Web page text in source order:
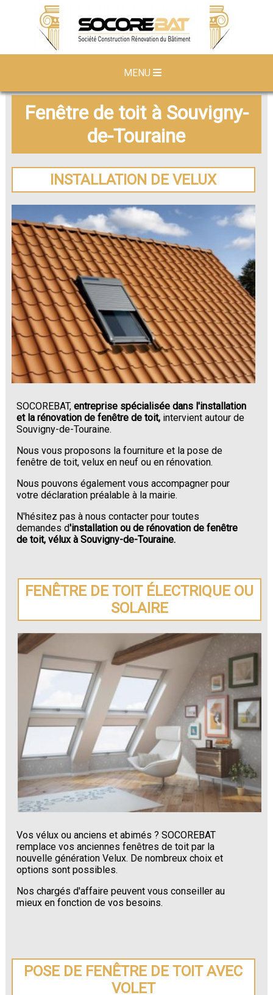
MENU
Fenêtre de toit à Souvigny-
de-Touraine
INSTALLATION DE VELUX
SOCOREBAT,entreprise spécialisée dans l'installation
et la rénovation de fenêtre de toit, intervient autour de
Souvigny-de-Touraine.
Nous vous proposons la fourniture et la pose de
fenêtre de toit, velux en neuf ou en rénovation.
Nous pouvons également vous accompagner pour
votre déclaration préalable à la mairie.
N'hésitez pas à nous contacter pour toutes
demandes d'installation ou de rénovation de fenêtre
de toit, vélux à Souvigny-de-Touraine.
FENÊTRE DE TOIT ÉLECTRIQUE OU
SOLAIRE
Vos vélux ou anciens et abimés ? SOCOREBAT
remplace vos anciennes fenêtres de toit par la
nouvelle génération Velux. De nombreux choix et
options sont possibles.
Nos chargés d'affaire peuvent vous conseiller au
mieux en fonction de vos besoins.
POSE DE FENÊTRE DE TOIT AVEC
VOLET